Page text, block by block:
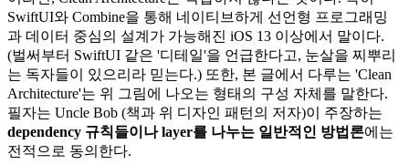
SwiftUI와 Combine을 통해 네이티브하게 선언형 프로그래밍
과 데이터 중심의 설계가 가능해진 iOS 13 이상에서 말이다.
(벌써부터 SwiftUI 같은 '디테일'을 언급한다고, 눈살을 찌뿌리
는 독자들이 있으리라 믿는다.) 또한, 본 글에서 다루는 'Clean
Architecture'는 위 그림에 나오는 형태의 구성 자체를 말한다.
필자는 Uncle Bob (책과 위 디자인 패턴의 저자)이 주장하는
dependency 규칙들이나 layer를 나누는 일반적인 방법론에는
전적으로 동의한다.